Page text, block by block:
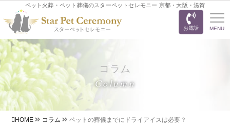
ペット火葬・ペット葬儀のスターペットセレモニー 京都・大阪・滋賀
お電話 MENU
コラム
Column
HOME コラム ペットの葬儀までにドライアイスは必要？